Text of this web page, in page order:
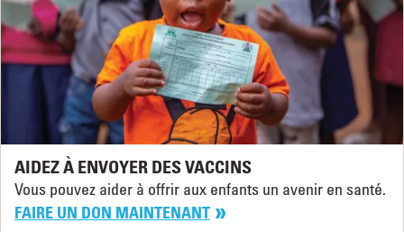
AIDEZ À ENVOYER DES VACCINS
Vous pouvez aider à offrir aux enfants un avenir en santé.
FAIRE UN DON MAINTENANT